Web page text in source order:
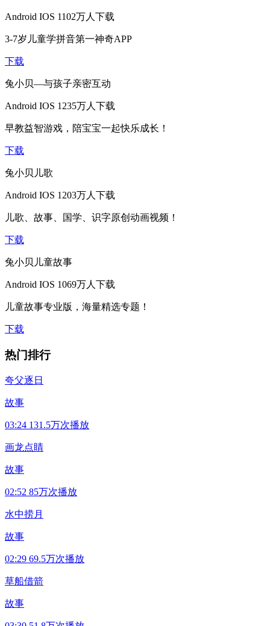
Android IOS 1102万人下载
3-7岁儿童学拼音第一神奇APP
下载
兔小贝—与孩子亲密互动
Android IOS 1235万人下载
早教益智游戏，陪宝宝一起快乐成长！
下载
兔小贝儿歌
Android IOS 1203万人下载
儿歌、故事、国学、识字原创动画视频！
下载
兔小贝儿童故事
Android IOS 1069万人下载
儿童故事专业版，海量精选专题！
下载
热门排行
夸父逐日
故事
03:24 131.5万次播放
画龙点睛
故事
02:52 85万次播放
水中捞月
故事
02:29 69.5万次播放
草船借箭
故事